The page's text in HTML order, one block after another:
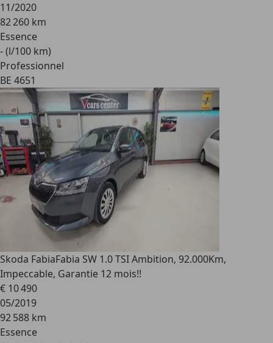
11/2020
82 260 km
Essence
- (l/100 km)
Professionnel
BE 4651
Skoda FabiaFabia SW 1.0 TSI Ambition, 92.000Km,
Impeccable, Garantie 12 mois!!
€ 10 490
05/2019
92 588 km
Essence